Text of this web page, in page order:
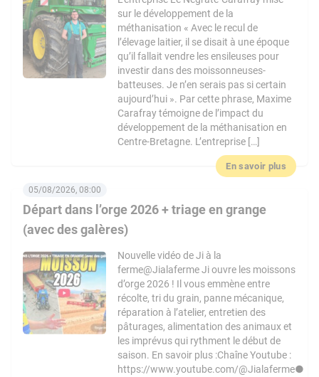
sur le développement de la
méthanisation « Avec le recul de
l’élevage laitier, il se disait à une époque
qu’il fallait vendre les ensileuses pour
investir dans des moissonneuses-
batteuses. Je n’en serais pas si certain
aujourd’hui ». Par cette phrase, Maxime
Carafray témoigne de l’impact du
développement de la méthanisation en
Centre-Bretagne. L’entreprise […]
En savoir plus
Départ dans l’orge 2026 + triage en grange
(avec des galères)
05/08/2026, 08:00
Nouvelle vidéo de Ji à la
ferme@Jialaferme Ji ouvre les moissons
d’orge 2026 ! Il vous emmène entre
récolte, tri du grain, panne mécanique,
réparation à l’atelier, entretien des
pâturages, alimentation des animaux et
les imprévus qui rythment le début de
saison. En savoir plus :Chaîne Youtube :
https://www.youtube.com/@Jialaferme●